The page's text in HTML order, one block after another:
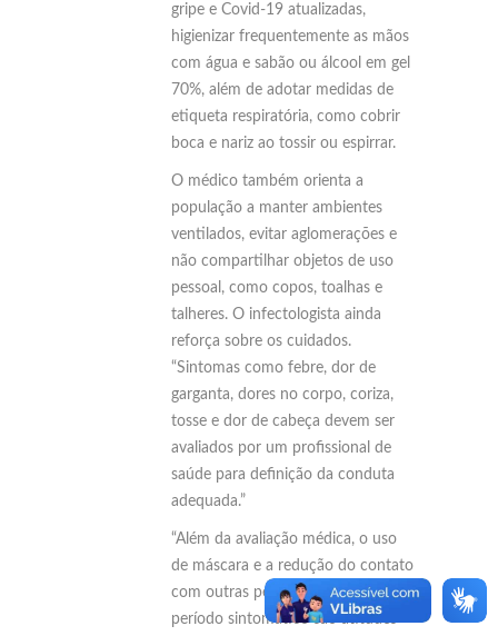
gripe e Covid-19 atualizadas,
higienizar frequentemente as mãos
com água e sabão ou álcool em gel
70%, além de adotar medidas de
etiqueta respiratória, como cobrir
boca e nariz ao tossir ou espirrar.
O médico também orienta a
população a manter ambientes
ventilados, evitar aglomerações e
não compartilhar objetos de uso
pessoal, como copos, toalhas e
talheres. O infectologista ainda
reforça sobre os cuidados.
“Sintomas como febre, dor de
garganta, dores no corpo, coriza,
tosse e dor de cabeça devem ser
avaliados por um profissional de
saúde para definição da conduta
adequada.”
“Além da avaliação médica, o uso
de máscara e a redução do contato
com outras pessoas durante o
período sintomático são atitudes